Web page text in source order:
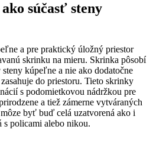
súčasť steny
a pre praktický úložný priestor
skrinku na mieru. Skrinka pôsobí
kúpeľne a nie ako dodatočne
do priestoru. Tieto skrinky
s podomietkovou nádržkou pre
a tiež zámerne vytváraných
byť buď celá uzatvorená ako i
s policami alebo nikou.